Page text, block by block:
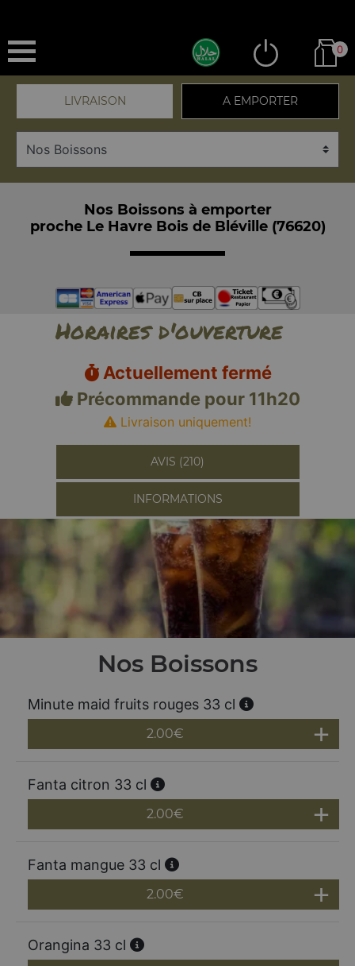
0
LIVRAISON A EMPORTER
Nos Boissons à emporter
proche Le Havre Bois de Bléville (76620)
Horaires d'ouverture
Actuellement fermé
Précommande pour 11h20
Livraison uniquement!
AVIS (210)
INFORMATIONS
Nos Boissons
Minute maid fruits rouges 33 cl
2.00€
Fanta citron 33 cl
2.00€
Fanta mangue 33 cl
2.00€
Orangina 33 cl